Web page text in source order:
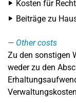
Kosten für
Beiträge zu
Other costs
Zu den sonstigen
weder zu den